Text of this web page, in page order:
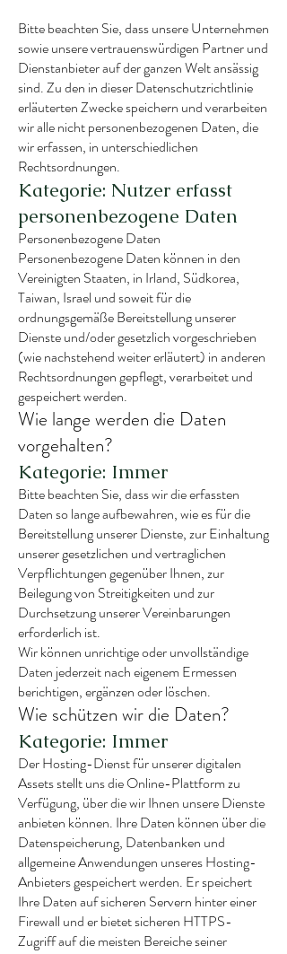
Bitte beachten Sie, dass unsere Unternehmen
sowie unsere vertrauenswürdigen Partner und
Dienstanbieter auf der ganzen Welt ansässig
sind. Zu den in dieser Datenschutzrichtlinie
erläuterten Zwecke speichern und verarbeiten
wir alle nicht personenbezogenen Daten, die
wir erfassen, in unterschiedlichen
Rechtsordnungen.
Kategorie: Nutzer erfasst
personenbezogene Daten
Personenbezogene Daten
Personenbezogene Daten können in den
Vereinigten Staaten, in Irland, Südkorea,
Taiwan, Israel und soweit für die
ordnungsgemäße Bereitstellung unserer
Dienste und/oder gesetzlich vorgeschrieben
(wie nachstehend weiter erläutert) in anderen
Rechtsordnungen gepflegt, verarbeitet und
gespeichert werden.
Wie lange werden die Daten
vorgehalten?
Kategorie: Immer
Bitte beachten Sie, dass wir die erfassten
Daten so lange aufbewahren, wie es für die
Bereitstellung unserer Dienste, zur Einhaltung
unserer gesetzlichen und vertraglichen
Verpflichtungen gegenüber Ihnen, zur
Beilegung von Streitigkeiten und zur
Durchsetzung unserer Vereinbarungen
erforderlich ist.
Wir können unrichtige oder unvollständige
Daten jederzeit nach eigenem Ermessen
berichtigen, ergänzen oder löschen.
Wie schützen wir die Daten?
Kategorie: Immer
Der Hosting-Dienst für unserer digitalen
Assets stellt uns die Online-Plattform zu
Verfügung, über die wir Ihnen unsere Dienste
anbieten können. Ihre Daten können über die
Datenspeicherung, Datenbanken und
allgemeine Anwendungen unseres Hosting-
Anbieters gespeichert werden. Er speichert
Ihre Daten auf sicheren Servern hinter einer
Firewall und er bietet sicheren HTTPS-
Zugriff auf die meisten Bereiche seiner